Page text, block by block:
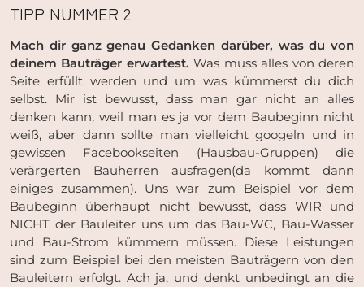
TIPP NUMMER 2
Mach dir ganz genau Gedanken darüber, was du von
deinem Bauträger erwartest.Was muss alles von deren
Seite erfüllt werden und um was kümmerst du dich
selbst. Mir ist bewusst, dass man gar nicht an alles
denken kann, weil man es ja vor dem Baubeginn nicht
weiß, aber dann sollte man vielleicht googeln und in
gewissen Facebookseiten (Hausbau-Gruppen) die
verärgerten Bauherren ausfragen(da kommt dann
einiges zusammen). Uns war zum Beispiel vor dem
Baubeginn überhaupt nicht bewusst, dass WIR und
NICHT der Bauleiter uns um das Bau-WC, Bau-Wasser
und Bau-Strom kümmern müssen. Diese Leistungen
sind zum Beispiel bei den meisten Bauträgern von den
Bauleitern erfolgt. Ach ja, und denkt unbedingt an die